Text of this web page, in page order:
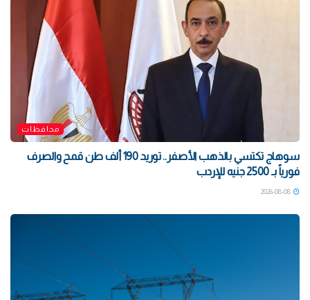
محافظات
سوهاج تكتسي بالذهب الأصفر.. توريد 190 ألف طن قمح والصرف
فورياً بـ 2500 جنيه للإردب